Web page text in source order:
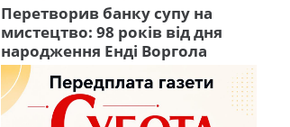
Перетворив банку супу на
мистецтво: 98 років від дня
народження Енді Воргола